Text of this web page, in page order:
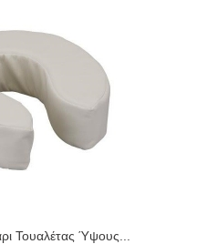
Τουαλέτας Ύψους...